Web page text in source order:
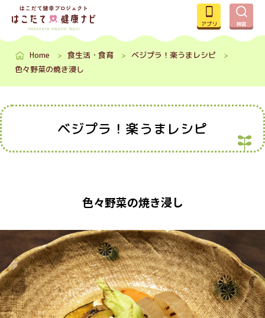
アプリ 検索
Home 食生活・食育
ベジプラ！楽うまレシピ
色々野菜の焼き浸し
ベジプラ！楽うまレシピ
色々野菜の焼き浸し